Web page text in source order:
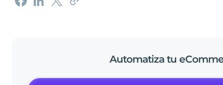
Automatiza tu